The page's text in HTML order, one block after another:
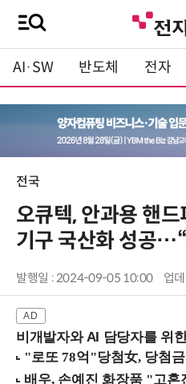
AI·SW 반도체 전자
전국
오큐텍, 안과용 핸
기구 국산화 성공
발행일 : 2024-09-05 10:00 업
비개발자와 AI 담당자를 위한 하네스 엔지